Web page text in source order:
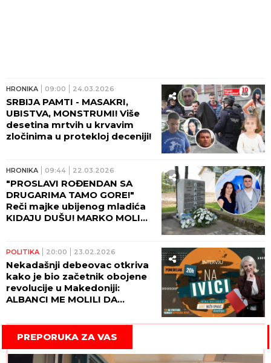
HRONIKA 09:00 24.03.2026
SRBIJA PAMTI - MASAKRI,
UBISTVA, MONSTRUMI! Više
desetina mrtvih u krvavim
zločinima u protekloj deceniji!
HRONIKA 09:44 22.03.2026
"PROSLAVI ROĐENDAN SA
DRUGARIMA TAMO GORE!"
Reči majke ubijenog mladića
KIDAJU DUŠU! MARKO MOLIO
POLITIKA 20:00 23.02.2026
Nekadašnji debeovac otkriva
kako je bio začetnik obojene
revolucije u Makedoniji:
ALBANCI ME MOLILI DA
AHMETIJA
PREPORUKA ZA VAS